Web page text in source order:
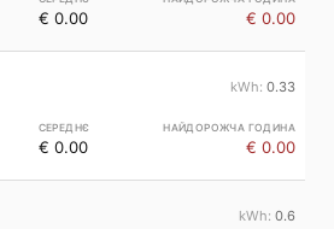
€ 0.00 € 0.00
0.33
€ 0.00 € 0.00
0.6